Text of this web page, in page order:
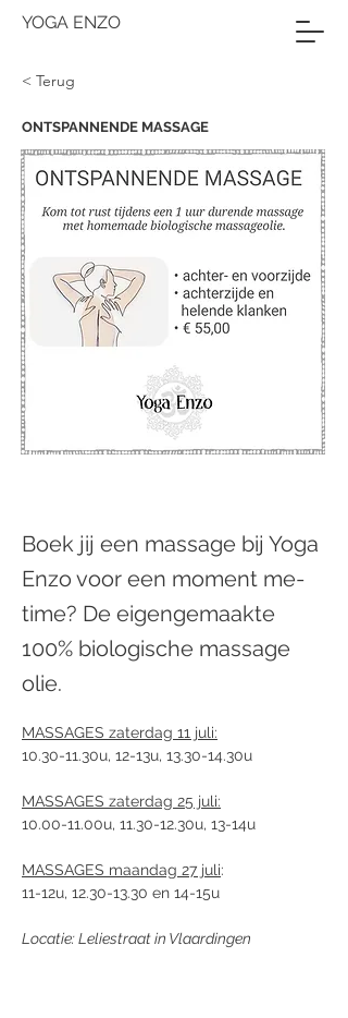
YOGA ENZO
< Terug
ONTSPANNENDE MASSAGE
Boek jij een massage bij Yoga
Enzo voor een moment me-
time? De eigengemaakte
100% biologische massage
olie.
MASSAGES zaterdag 11 juli:
10.30-11.30u, 12-13u, 13.30-14.30u
MASSAGES zaterdag 25 juli:
10.00-11.00u, 11.30-12.30u, 13-14u
MASSAGES maandag 27 juli:
11-12u, 12.30-13.30 en 14-15u
Locatie: Leliestraat in Vlaardingen